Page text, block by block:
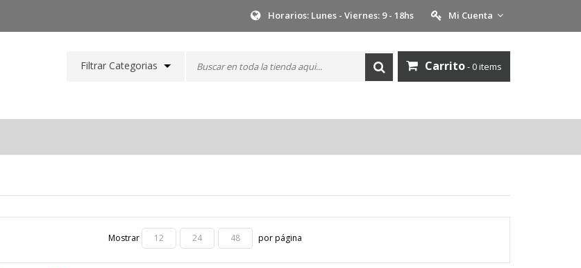
Horarios: Lunes - Viernes: 9 - 18hs Mi Cuenta
Filtrar Categorias Carrito- 0 items
Mostrar 12 24 48 por página